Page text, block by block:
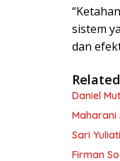
sistem
dan
Daniel
Maharani
Sari
Firman